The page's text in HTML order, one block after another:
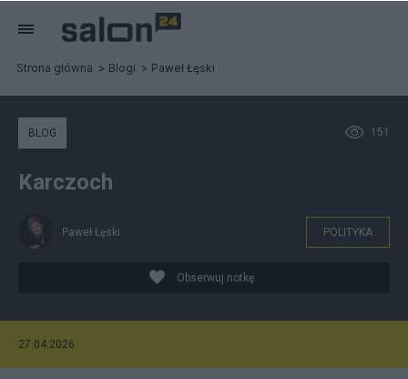
Strona główna Blogi Paweł Łęski
151
BLOG
Karczoch
Paweł Łęski POLITYKA
Obserwuj notkę
27.04.2026